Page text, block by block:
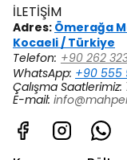
İLETİŞİM
Adres: Ömerağa
Kocaeli / Türkiye
Telefon: +90 262
WhatsApp: +90 555
Çalışma Saatlerimiz:
E-mail: